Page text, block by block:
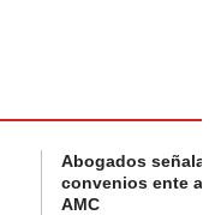
Abogados
convenios ente
AMC